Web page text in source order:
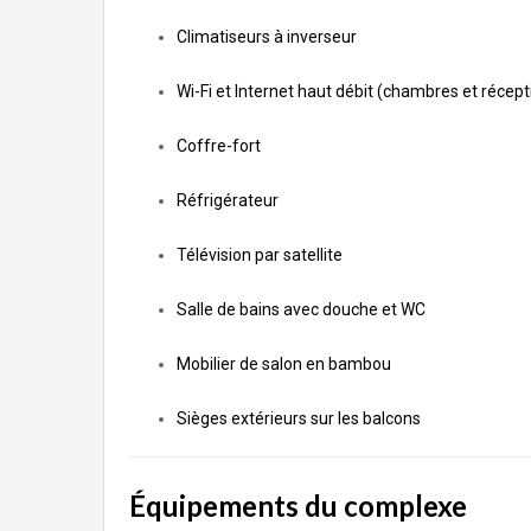
Climatiseurs à inverseur
Wi-Fi et Internet haut débit (chambres et
Coffre-fort
Réfrigérateur
Télévision par satellite
Salle de bains avec douche et WC
Mobilier de salon en bambou
Sièges extérieurs sur les balcons
Équipements du complexe